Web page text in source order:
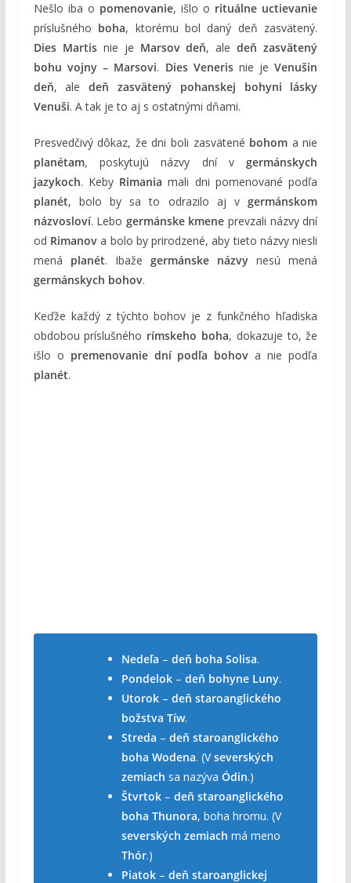
Nešlo iba o pomenovanie, išlo o rituálne uctievanie
príslušného boha, ktorému bol daný deň zasvätený.
Dies Martisnie je Marsov deň, aledeň zasvätený
bohu vojny – Marsovi. Dies Venerisnie jeVenušin
deň, aledeň zasvätený pohanskej bohyni lásky
Venuši. A tak je to aj s ostatnými dňami.
Presvedčivý dôkaz, že dni boli zasvätené bohom a nie
planétam, poskytujú názvy dní vgermánskych
jazykoch. Keby Rimania mali dni pomenované podľa
planét, bolo by sa to odrazilo aj vgermánskom
názvosloví. Lebo germánske kmene prevzali názvy dní
od Rimanov a bolo by prirodzené, aby tieto názvy niesli
mená planét. Ibaže germánske názvy nesú mená
germánskych bohov.
Keďže každý z týchto bohov je z funkčného hľadiska
obdobou príslušného rímskeho boha, dokazuje to, že
išlo o premenovanie dní podľa bohov a nie podľa
planét.
Nedeľa – deň boha Solisa.
Pondelok– deň bohyne Luny.
Utorok– deň staroanglického
božstva Tíw.
Streda – deň staroanglického
boha Wodena. (Vseverských
zemiach sa nazýva Ódin.)
Štvrtok– deň staroanglického
boha Thunora, boha hromu. (V
severských zemiach má meno
Thór.)
Piatok– deň staroanglickej